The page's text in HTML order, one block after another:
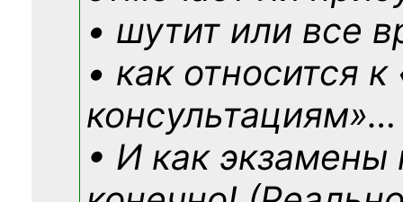
• шутит или все
• как относится
консультациям»…
• И как экзамены